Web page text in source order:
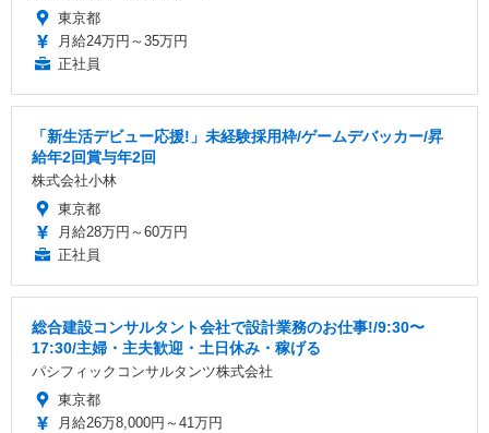
東京都
月給24万円～35万円
正社員
「新生活デビュー応援!」未経験採用枠/ゲームデバッカー/昇
給年2回賞与年2回
株式会社小林
東京都
月給28万円～60万円
正社員
総合建設コンサルタント会社で設計業務のお仕事!/9:30〜
17:30/主婦・主夫歓迎・土日休み・稼げる
パシフィックコンサルタンツ株式会社
東京都
月給26万8,000円～41万円